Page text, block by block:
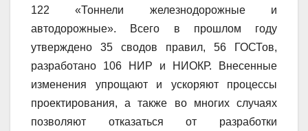
122 «Тоннели железнодорожные и
автодорожные». Всего в прошлом году
утверждено 35 сводов правил, 56 ГОСТов,
разработано 106 НИР и НИОКР. Внесенные
изменения упрощают и ускоряют процессы
проектирования, а также во многих случаях
позволяют отказаться от разработки